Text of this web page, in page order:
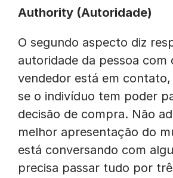
Authority (Autoridade)
O segundo aspecto diz
autoridade da pessoa com
vendedor está em
se o indivíduo tem poder
decisão de compra. Não
melhor apresentação do
está conversando com
precisa passar tudo por